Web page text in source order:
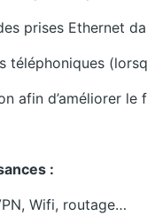
prises Ethernet
téléphoniques
afin d’améliorer
:
Wifi, routage…